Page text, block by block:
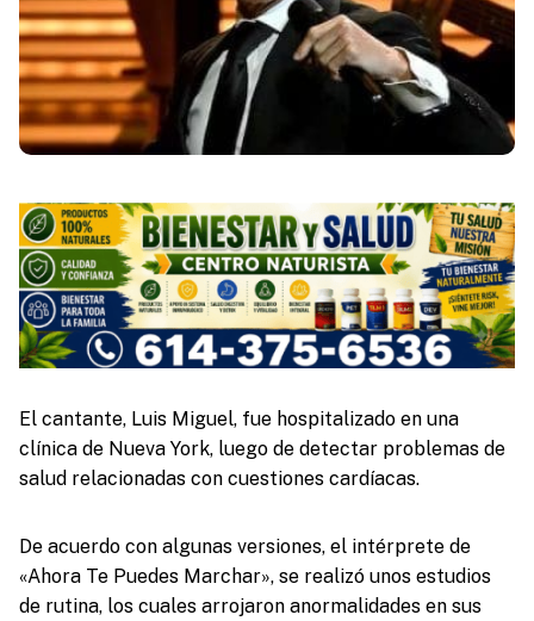
El cantante, Luis Miguel, fue hospitalizado en una
clínica de Nueva York, luego de detectar problemas de
salud relacionadas con cuestiones cardíacas.
De acuerdo con algunas versiones, el intérprete de
«Ahora Te Puedes Marchar», se realizó unos estudios
de rutina, los cuales arrojaron anormalidades en sus